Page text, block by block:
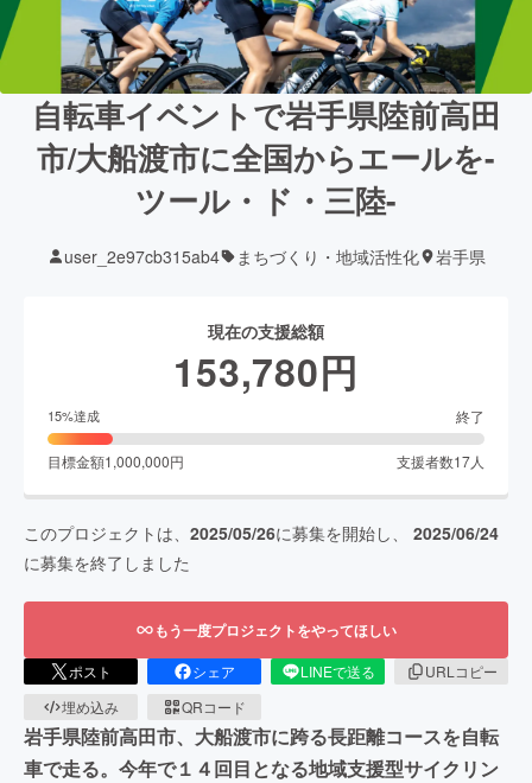
自転車イベントで岩手県陸前高田
市/大船渡市に全国からエールを-
ツール・ド・三陸-
user_2e97cb315ab4 まちづくり・地域活性化 岩手県
現在の支援総額
153,780円
15%達成 終了
目標金額1,000,000円 支援者数17人
このプロジェクトは、 2025/05/26に募集を開始し、 2025/06/24
に募集を終了しました
もう一度プロジェクトをやってほしい
ポスト シェア LINEで送る
URLコピー
埋め込み
QRコード
岩手県陸前高田市、大船渡市に跨る長距離コースを自転
車で走る。今年で１４回目となる地域支援型サイクリン